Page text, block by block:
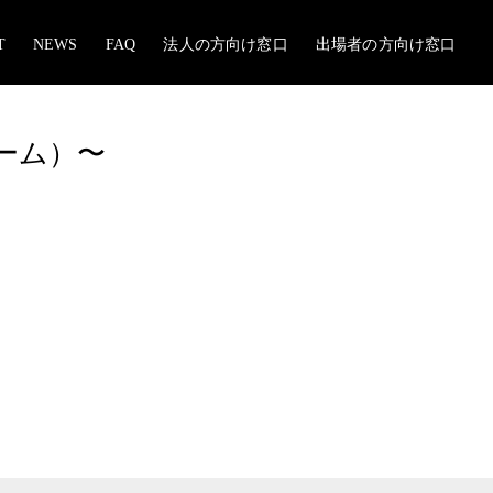
NEWS FAQ 法人の方向け窓口 出場者の方向け窓口
ム）〜